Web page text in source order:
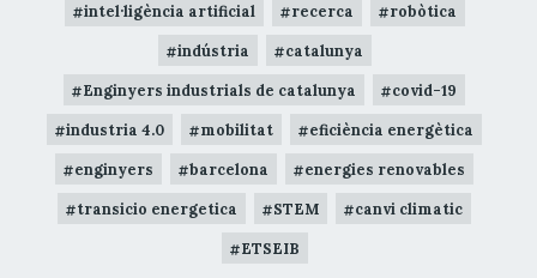
intel·ligència artificial recerca robòtica
indústria catalunya
Enginyers industrials de catalunya covid-19
industria 4.0 mobilitat eficiència energètica
enginyers barcelona energies renovables
transicio energetica STEM canvi climatic
ETSEIB